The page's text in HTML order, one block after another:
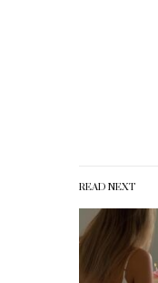
READ NEXT